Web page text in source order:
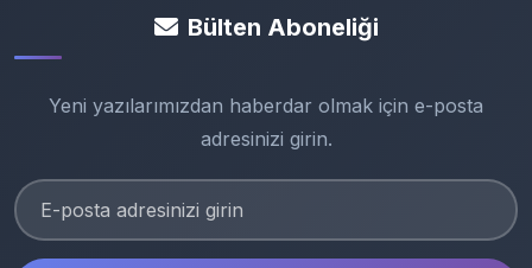
Bülten Aboneliği
Yeni yazılarımızdan haberdar olmak için e-posta
adresinizi girin.